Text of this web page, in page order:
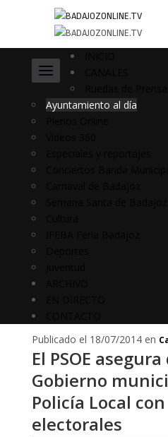
Ayuntamiento al día
Publicado el 18/07/2014 en
El PSOE
Gobierno
Policía Local
electorales